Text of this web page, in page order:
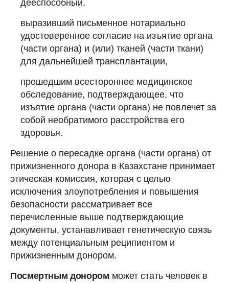
дееспособный,
выразивший письменное нотариально
удостоверенное согласие на изъятие органа
(части органа) и (или) тканей (части ткани)
для дальнейшей трансплантации,
прошедшим всестороннее медицинское
обследование, подтверждающее, что
изъятие органа (части органа) не повлечет за
собой необратимого расстройства его
здоровья.
Решение о пересадке органа (части органа) от
прижизненного донора в Казахстане принимает
этическая комиссия, которая с целью
исключения злоупотребления и повышения
безопасности рассматривает все
перечисленные выше подтверждающие
документы, устанавливает генетическую связь
между потенциальным реципиентом и
прижизненным донором.
Посмертным донором может стать человек в